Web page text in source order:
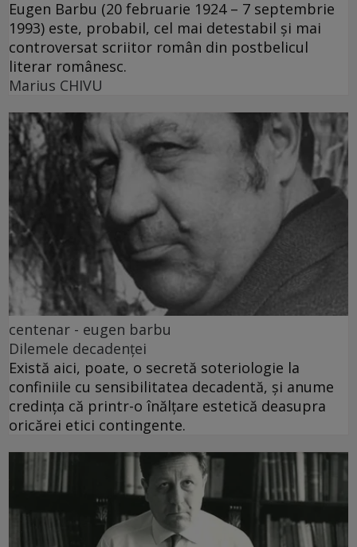
Eugen Barbu (20 februarie 1924 – 7 septembrie
1993) este, probabil, cel mai detestabil și mai
controversat scriitor român din postbelicul
literar românesc.
Marius CHIVU
centenar - eugen barbu
Dilemele decadenței
Există aici, poate, o secretă soteriologie la
confiniile cu sensibilitatea decadentă, și anume
credința că printr-o înălțare estetică deasupra
oricărei etici contingente.